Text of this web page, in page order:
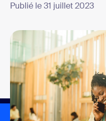
Publié le 31 juillet 2023